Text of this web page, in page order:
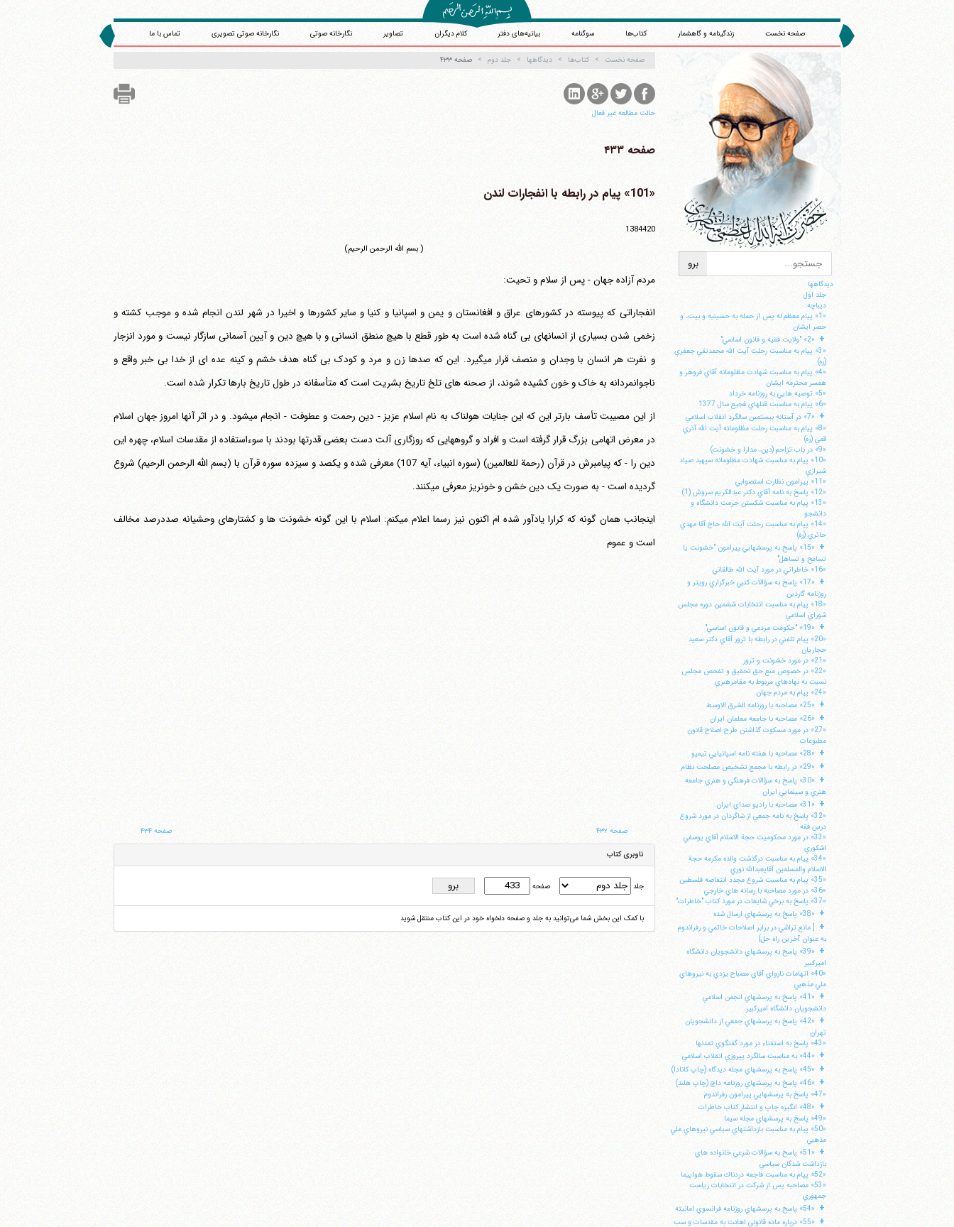
صفحه نخست زندگینامه و گاهشمار کتاب‌ها سوگنامه بیانیه‌های دفتر کلام دیگران تصاویر نگارخانه صوتی نگارخانه صوتی تصویری تماس با ما
دیدگاهها
جلد اول
ديباچه:
«1» پيام معظم له پس از حمله به حسينيه و بيت، و
حصر ايشان
+ «2» "ولايت فقيه و قانون اساسي"
«3» پيام به مناسبت رحلت آيت الله محمدتقي جعفري
(ره)
«4» پيام به مناسبت شهادت مظلومانه آقاي فروهر و
همسر محترمه ايشان
«5» توصيه هايي به روزنامه خرداد
«6» پيام به مناسبت قتلهاي فجيع سال 1377
+ «7» در آستانه بيستمين سالگرد انقلاب اسلامي
«8» پيام به مناسبت رحلت مظلومانه آيت الله آذري
قمي (ره)
«9» در باب تزاحم (دين، مدارا و خشونت)
«10» پيام به مناسبت شهادت مظلومانه سپهبد صياد
شيرازي
«11» پيرامون نظارت استصوابي
«12» پاسخ به نامه آقاي دكتر عبدالكريم سروش (1)
«13» پيام به مناسبت شكستن حرمت دانشگاه و
دانشجو
«14» پپام به مناسبت رحلت آيت الله حاج آقا مهدي
حائري (ره)
+
«15» پاسخ به پرسشهايي پيرامون "خشونت يا
تسامح و تساهل"
«16» خاطراتي در مورد آيت الله طالقاني
+
«17» پاسخ به سؤالات كتبي خبرگزاري رويتر و
روزنامه گاردين
«18» پيام به مناسبت انتخابات ششمين دوره مجلس
شوراي اسلامي
+ «19» "حكومت مردمي و قانون اساسي"
«20» پيام تلفني در رابطه با ترور آقاي دكتر سعيد
حجاريان
«21» در مورد خشونت و ترور
«22» در خصوص منع حق تحقيق و تفحص مجلس
نسبت به نهادهاي مربوط به مقامرهبري
«24» پيام به مردم جهان
+ «25» مصاحبه با روزنامه الشرق الاوسط
+ «26» مصاحبه با جامعه معلمان ايران
«27» در مورد مسكوت گذاشتن طرح اصلاح قانون
مطبوعات
+ «28» مصاحبه با هفته نامه اسپانيايي تيمپو
+ «29» در رابطه با مجمع تشخيص مصلحت نظام
+
«30» پاسخ به سؤالات فرهنگي و هنري جامعه
هنري و سينمايي ايران
+ «31» مصاحبه با راديو صداي ايران
«32» پاسخ به نامه جمعي از شاگردان در مورد شروع
درس فقه
«33» در مورد محكوميت حجة الاسلام آقاي يوسفي
اشكوري
«34» پيام به مناسبت درگذشت والده مكرمه حجة
الاسلام والمسلمين آقايعبدالله نوري
«35» پيام به مناسبت شروع مجدد انتفاضه فلسطين
«36» در مورد مصاحبه با رسانه هاي خارجي
«37» پاسخ به برخي شايعات در مورد كتاب "خاطرات"
+ «38» پاسخ به پرسشهاي ارسال شده
+ [ مانع تراشي در برابر اصلاحات خاتمي و رفراندوم
به عنوان آخرين راه حل]
+
«39» پاسخ به پرسشهاي دانشجويان دانشگاه
اميركبير
«40» اتهامات نارواي آقاي مصباح يزدي به نيروهاي
ملي مذهبي
+
«41» پاسخ به پرسشهاي انجمن اسلامي
دانشجويان دانشگاه اميركبير
+
«42» پاسخ به پرسشهاي جمعي از دانشجويان
تهران
«43» پاسخ به استفتاء در مورد گفتگوي تمدنها
+ «44» به مناسبت سالگرد پيروزي انقلاب اسلامي
+ «45» پاسخ به پرسشهاي مجله ديدگاه (چاپ كانادا)
+ «46» پاسخ به پرسشهاي روزنامه داچ (چاپ هلند)
«47» پاسخ به پرسشهايي پيرامون رفراندوم
+ «48» انگيزه چاپ و انتشار كتاب خاطرات
«49» پاسخ به پرسشهاي مجله سيما
«50» پيام به مناسبت بازداشتهاي سياسي نيروهاي ملي
مذهبي
+
«51» پاسخ به سؤالات شرعي خانواده هاي
بازداشت شدگان سياسي
«52» پپام به مناسبت فاجعه دردناك سقوط هواپيما
«53» مصاحبه پس از شركت در انتخابات رياست
جمهوري
+ «54» پاسخ به پرسشهاي روزنامه فرانسوي امانيته
+
«55» درباره ماده قانوني اهانت به مقدسات و سب
صفحه نخست کتاب‌ها دیدگاهها جلد دوم صفحه ۴۳۳
حالت مطالعه غیر فعال
صفحه ۴۳۳
«101» پیام در رابطه با انفجارات لندن
1384420
( بسم الله الرحمن الرحیم)
مردم آزاده جهان - پس از سلام و تحیت:
انفجاراتی که پیوسته در کشورهای عراق و افغانستان و یمن و اسپانیا و کنیا و سایر کشورها و اخیرا در شهر لندن انجام شده و موجب کشته و
زخمی شدن بسیاری از انسانهای بی گناه شده است به طور قطع با هیچ منطق انسانی و با هیچ دین و آیین آسمانی سازگار نیست و مورد انزجار
و نفرت هر انسان با وجدان و منصف قرار می‎گیرد. این که صدها زن و مرد و کودک بی گناه هدف خشم و کینه عده ای از خدا بی خبر واقع و
ناجوانمردانه به خاک و خون کشیده شوند، از صحنه های تلخ تاریخ بشریت است که متأسفانه در طول تاریخ بارها تکرار شده است.
از این مصیبت تأسف بارتر این که این جنایات هولناک به نام اسلام عزیز - دین رحمت و عطوفت - انجام می‎شود. و در اثر آنها امروز جهان اسلام
در معرض اتهامی بزرگ قرار گرفته است و افراد و گروههایی که روزگاری آلت دست بعضی قدرتها بودند با سوءاستفاده از مقدسات اسلام، چهره این
دین را - که پیامبرش در قرآن (رحمة للعالمین) (سوره انبیاء، آیه 107) معرفی شده و یکصد و سیزده سوره قرآن با (بسم الله الرحمن الرحیم) شروع
گردیده است - به صورت یک دین خشن و خونریز معرفی می‎کنند.
اینجانب همان گونه که کرارا یادآور شده ام اکنون نیز رسما اعلام می‎کنم: اسلام با این گونه خشونت ها و کشتارهای وحشیانه صددرصد مخالف
است و عموم
صفحه ۴۳۲ صفحه ۴۳۴
ناوبری کتاب
جلد صفحه
با کمک این بخش شما می‌توانید به جلد و صفحه دلخواه خود در این کتاب منتقل شوید